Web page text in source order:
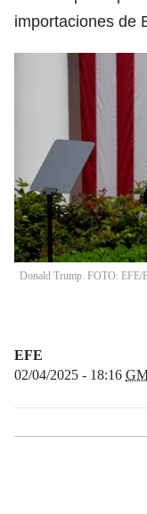
importaciones de
Donald Trump. FOTO:
EFE
02/04/2025 - 18:16